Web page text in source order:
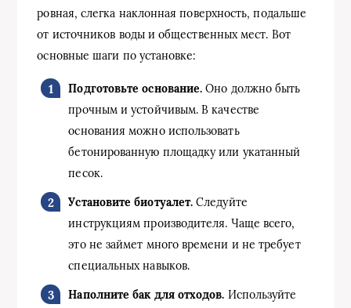
ровная, слегка наклонная поверхность, подальше
от источников воды и общественных мест. Вот
основные шаги по установке:
Подготовьте основание. Оно должно быть
прочным и устойчивым. В качестве
основания можно использовать
бетонированную площадку или укатанный
песок.
Установите биотуалет. Следуйте
инструкциям производителя. Чаще всего,
это не займет много времени и не требует
специальных навыков.
Наполните бак для отходов. Используйте